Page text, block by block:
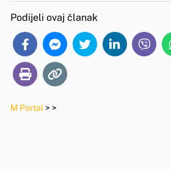
Podijeli ovaj članak
M Portal > >